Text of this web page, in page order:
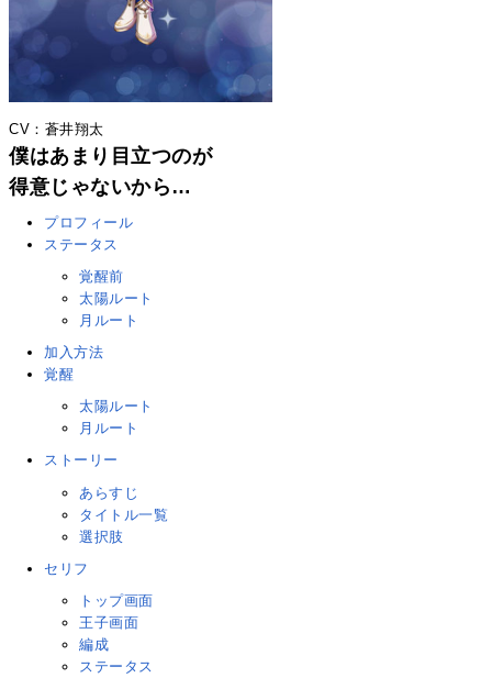
CV：蒼井翔太
僕はあまり目立つのが
得意じゃないから…
プロフィール
ステータス
覚醒前
太陽ルート
月ルート
加入方法
覚醒
太陽ルート
月ルート
ストーリー
あらすじ
タイトル一覧
選択肢
セリフ
トップ画面
王子画面
編成
ステータス